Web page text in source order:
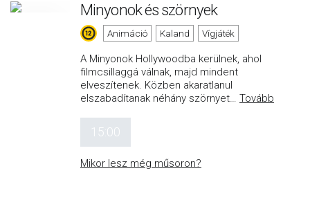
Minyonok és szörnyek
Animáció Kaland Vígjáték
A Minyonok Hollywoodba kerülnek, ahol
filmcsillaggá válnak, majd mindent
elveszítenek. Közben akaratlanul
elszabadítanak néhány szörnyet… Tovább
15:00
Mikor lesz még műsoron?